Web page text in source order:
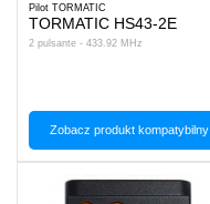
Pilot TORMATIC
TORMATIC HS43-2E
2 pulsante - 433.92 MHz
Zobacz produkt kompatybilny